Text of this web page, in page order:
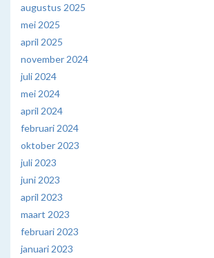
augustus 2025
mei 2025
april 2025
november 2024
juli 2024
mei 2024
april 2024
februari 2024
oktober 2023
juli 2023
juni 2023
april 2023
maart 2023
februari 2023
januari 2023